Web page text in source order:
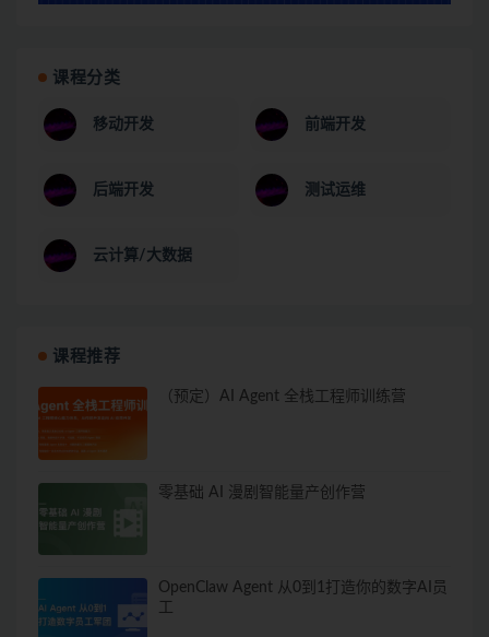
课程分类
移动开发 前端开发
后端开发 测试运维
云计算/大数据
课程推荐
（预定）AI Agent 全栈工程师训练营
零基础 AI 漫剧智能量产创作营
OpenClaw Agent 从0到1打造你的数字AI员